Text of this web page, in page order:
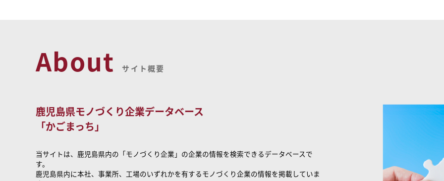
About サイト概要
鹿児島県モノづくり企業データベース
「かごまっち」
当サイトは、鹿児島県内の「モノづくり企業」の企業の情報を検索できるデータベースで
す。
鹿児島県内に本社、事業所、工場のいずれかを有するモノづくり企業の情報を掲載していま